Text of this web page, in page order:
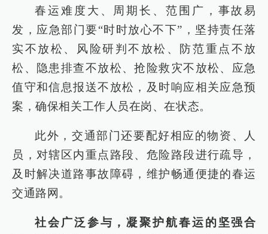
春运难度大、周期长、范围广，事故易
发，应急部门要“时时放心不下”，坚持责任落
实不放松、风险研判不放松、防范重点不放
松、隐患排查不放松、抢险救灾不放松、应急
值守和信息报送不放松，及时响应相关应急预
案，确保相关工作人员在岗、在状态。
此外，交通部门还要配好相应的物资、人
员，对辖区内重点路段、危险路段进行疏导，
及时解决道路事故障碍，维护畅通便捷的春运
交通路网。
社会广泛参与，凝聚护航春运的坚强合